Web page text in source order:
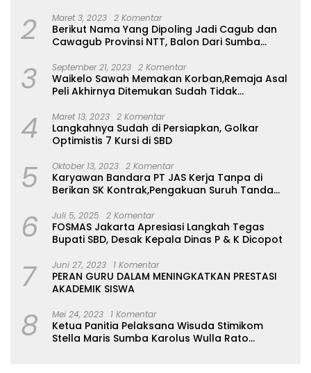
2 Maret 3, 2023 2 Komentar
Berikut Nama Yang Dipoling Jadi Cagub dan
Cawagub Provinsi NTT, Balon Dari Sumba
3 September 21, 2023 2 Komentar
Waikelo Sawah Memakan Korban,Remaja Asal
Peli Akhirnya Ditemukan Sudah Tidak
4 Maret 13, 2023 2 Komentar
Langkahnya Sudah di Persiapkan, Golkar
Optimistis 7 Kursi di SBD
5 Oktober 13, 2023 2 Komentar
Karyawan Bandara PT JAS Kerja Tanpa di
Berikan SK Kontrak,Pengakuan Suruh Tanda
6 Juli 5, 2025 2 Komentar
FOSMAS Jakarta Apresiasi Langkah Tegas
Bupati SBD, Desak Kepala Dinas P & K Dicopot
7 Juni 27, 2023 1 Komentar
PERAN GURU DALAM MENINGKATKAN PRESTASI
AKADEMIK SISWA
8 Mei 24, 2023 1 Komentar
Ketua Panitia Pelaksana Wisuda Stimikom
Stella Maris Sumba Karolus Wulla Rato